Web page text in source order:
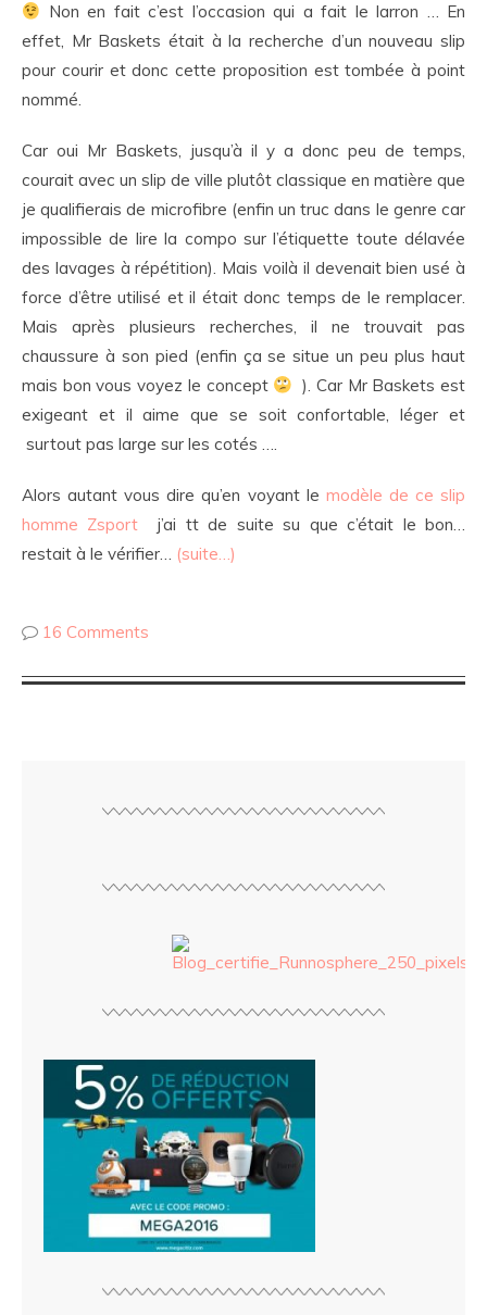
Non en fait c’est l’occasion qui a fait le larron … En
effet, Mr Baskets était à la recherche d’un nouveau slip
pour courir et donc cette proposition est tombée à point
nommé.
Car oui Mr Baskets, jusqu’à il y a donc peu de temps,
courait avec un slip de ville plutôt classique en matière que
je qualifierais de microfibre (enfin un truc dans le genre car
impossible de lire la compo sur l’étiquette toute délavée
des lavages à répétition). Mais voilà il devenait bien usé à
force d’être utilisé et il était donc temps de le remplacer.
Mais après plusieurs recherches, il ne trouvait pas
chaussure à son pied (enfin ça se situe un peu plus haut
mais bon vous voyez le concept
). Car Mr Baskets est
exigeant et il aime que se soit confortable, léger et
surtout pas large sur les cotés ….
Alors autant vous dire qu’en voyant le modèle de ce slip
homme Zsport j’ai tt de suite su que c’était le bon…
restait à le vérifier… (suite…)
16 Comments